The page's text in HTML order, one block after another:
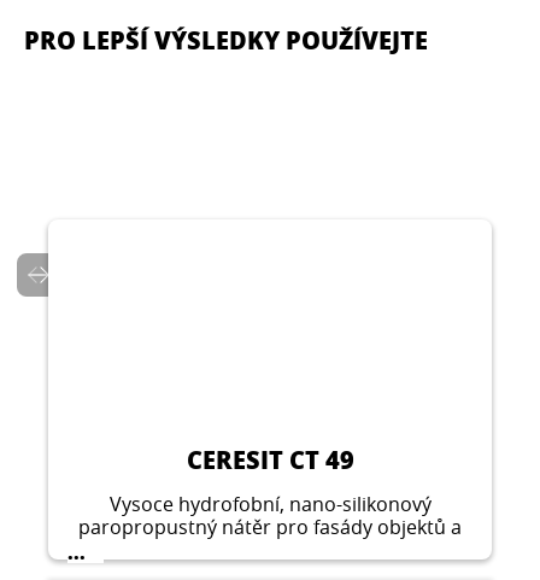
PRO LEPŠÍ VÝSLEDKY POUŽÍVEJTE
CERESIT CT 49
Vysoce hydrofobní, nano-silikonový
paropropustný nátěr pro fasády objektů a
...